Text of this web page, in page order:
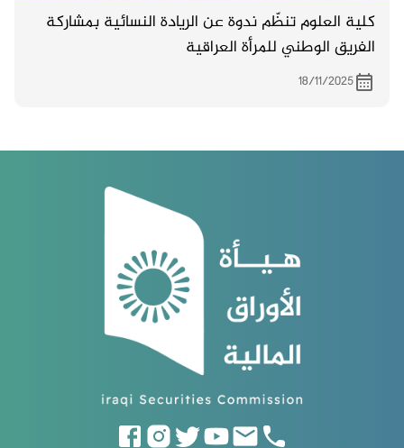
كلية العلوم تنظّم ندوة عن الريادة النسائية بمشاركة
الفريق الوطني للمرأة العراقية
18/11/2025